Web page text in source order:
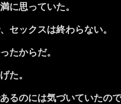
に思っていた。
セックスは終わらない。
たからだ。
た。
のには気づいていたの